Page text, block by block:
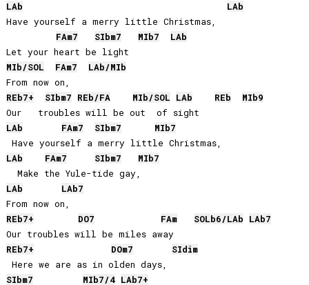
LAb
LAb
Have yourself a merry little Christmas,
FAm7 SIbm7 MIb7
LAb
MIb/SOL FAm7 LAb/MIb
REb7+ SIbm7 REb/FA MIb/SOL LAb REb MIb9
LAb
FAm7 SIbm7 MIb7
LAb
FAm7 SIbm7 MIb7
LAb
LAb7
REb7+ DO7 FAm SOLb6/LAb LAb7
REb7+ DOm7 SIdim
SIbm7 MIb7/4 LAb7+